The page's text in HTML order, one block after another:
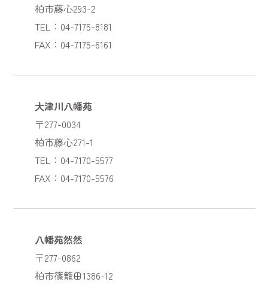
柏市藤心293-2
TEL：04-7175-8181
FAX：04-7175-6161
大津川八幡苑
〒277-0034
柏市藤心271-1
TEL：04-7170-5577
FAX：04-7170-5576
八幡苑然然
〒277-0862
柏市篠籠田1386-12